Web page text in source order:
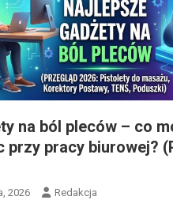
na ból pleców – co
przy pracy biurowej?
2026 Redakcja